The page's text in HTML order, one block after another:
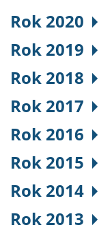
Rok 2020
Rok 2019
Rok 2018
Rok 2017
Rok 2016
Rok 2015
Rok 2014
Rok 2013